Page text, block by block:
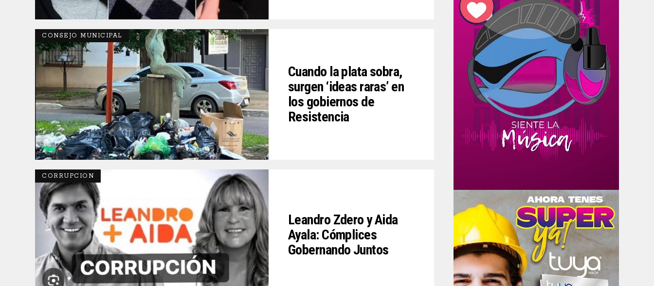
CONSEJO MUNICIPAL
Cuando la plata sobra,
surgen ‘ideas raras’ en
los gobiernos de
Resistencia
CORRUPCION
Leandro Zdero y Aida
Ayala: Cómplices
Gobernando Juntos